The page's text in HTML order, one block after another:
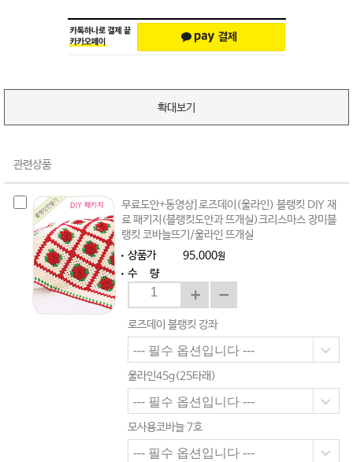
확대보기
관련상품
무료도안+동영상]로즈데이(울라인) 블랭킷 DIY 재
료 패키지(블랭킷도안과 뜨개실)크리스마스 장미블
랭킷 코바늘뜨기/울라인 뜨개실
상품가
95,000원
수 량
로즈데이 블랭킷 강좌
울라인45g(25타래)
모사용코바늘 7호